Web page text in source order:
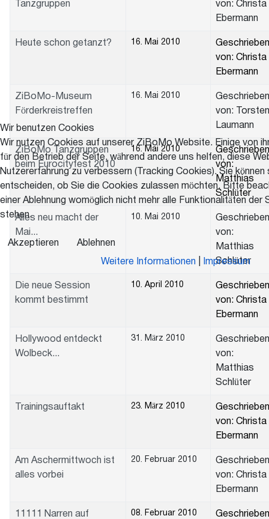
Tanzgruppen
von: Christa
Ebermann
Heute schon getanzt? 16. Mai 2010
Geschrieben
von: Christa
Ebermann
ZiBoMo-Museum
Förderkreistreffen
16. Mai 2010
Geschrieben
von: Torsten
Laumann
ZiBoMo Tanzgruppen
beim Eurocityfest 2010
16. Mai 2010
Geschrieben
von:
Matthias
Schlüter
Alles neu macht der
Mai...
10. Mai 2010
Geschrieben
von:
Matthias
Schlüter
Die neue Session
kommt bestimmt
10. April 2010
Geschrieben
von: Christa
Ebermann
Hollywood entdeckt
Wolbeck...
31. März 2010
Geschrieben
von:
Matthias
Schlüter
Trainingsauftakt 23. März 2010
Geschrieben
von: Christa
Ebermann
Am Aschermittwoch ist
alles vorbei
20. Februar 2010
Geschrieben
von: Christa
Ebermann
11111 Narren auf
08. Februar 2010
Geschrieben
Wir benutzen Cookies
Wir nutzen Cookies auf unserer ZiBoMo Website. Einige von
für den Betrieb der Seite, während andere uns helfen, diese
Nutzererfahrung zu verbessern (Tracking Cookies). Sie können
entscheiden, ob Sie die Cookies zulassen möchten. Bitte
einer Ablehnung womöglich nicht mehr alle Funktionalitäten der
stehen.
Akzeptieren Ablehnen
Weitere Informationen Impressum